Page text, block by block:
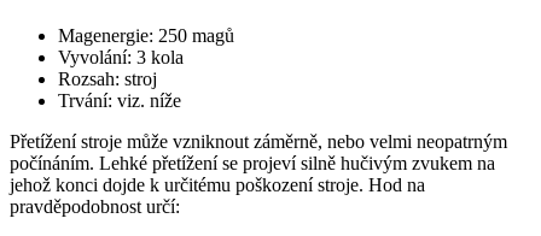
Magenergie: 250 magů
Vyvolání: 3 kola
Rozsah: stroj
Trvání: viz. níže
Přetížení stroje může vzniknout záměrně, nebo velmi neopatrným
počínáním. Lehké přetížení se projeví silně hučivým zvukem na
jehož konci dojde k určitému poškození stroje. Hod na
pravděpodobnost určí: